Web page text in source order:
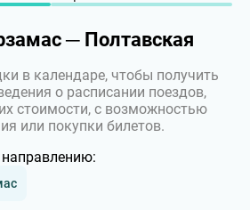
─ Полтавская
в календаре, чтобы получить
о расписании поездов,
стоимости, с возможностью
или покупки билетов.